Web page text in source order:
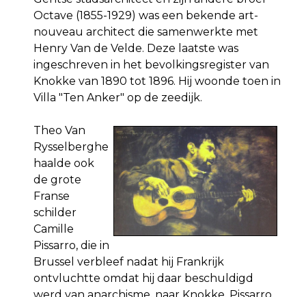
Octave (1855-1929) was een bekende art-
nouveau architect die samenwerkte met
Henry Van de Velde. Deze laatste was
ingeschreven in het bevolkingsregister van
Knokke van 1890 tot 1896. Hij woonde toen in
Villa "Ten Anker" op de zeedijk.
Theo Van
Rysselberghe
haalde ook
de grote
Franse
schilder
Camille
Pissarro, die in
Brussel verbleef nadat hij Frankrijk
ontvluchtte omdat hij daar beschuldigd